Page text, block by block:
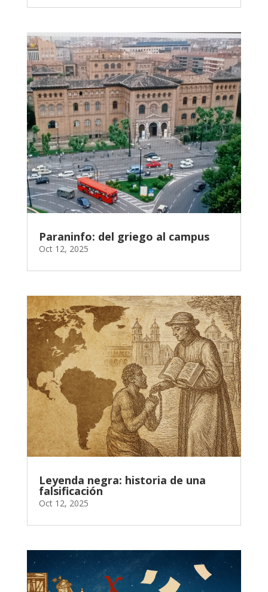
Paraninfo: del griego al campus
Oct 12, 2025
Leyenda negra: historia de una
falsificación
Oct 12, 2025